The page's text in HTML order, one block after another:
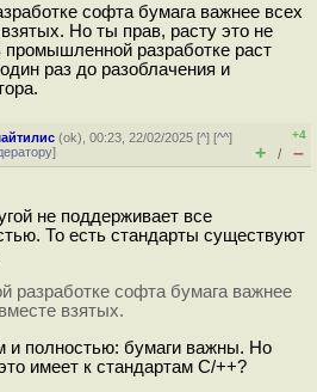
софта бумага важнее всех
Но ты прав, расту это не
промышленной разработке раст
раз до разоблачения и
(ok), 00:23, 22/02/2025 [^] [^^]
]
+4
+ / –
не поддерживает все
То есть стандарты существуют
разработке софта бумага важнее
взятых.
и полностью: бумаги важны. Но
имеет к стандартам С/++?